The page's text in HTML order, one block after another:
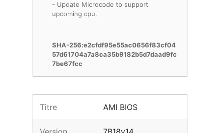
- Update Microcode to support
upcoming cpu.
SHA-256:e2cfdf95e55ac0656f83cf04
57d61704a7a8ca35b9182b5d7daad9fc
7be67fcc
Titre AMI BIOS